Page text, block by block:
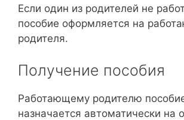
Если один из родителей не
пособие оформляется на
родителя.
Получение пособия
Работающему родителю
назначается автоматически на